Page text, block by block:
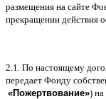
размещения на сайте
прекращении действия
2.1. По настоящему
передает Фонду
«Пожертвование») на